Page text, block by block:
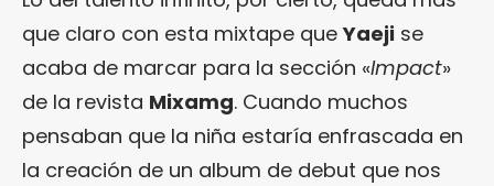
que claro con esta mixtape queYaeji se
acaba de marcar para la sección «Impact»
de la revista Mixamg. Cuando muchos
pensaban que la niña estaría enfrascada en
la creación de un album de debut que nos